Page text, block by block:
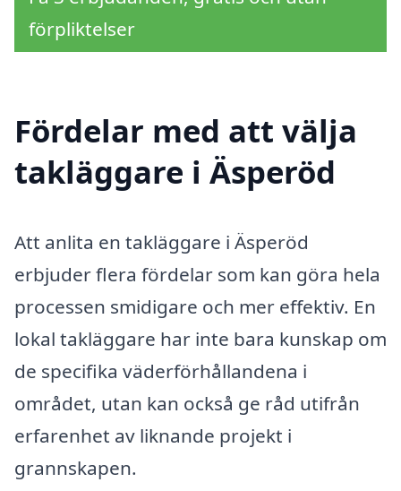
förpliktelser
Fördelar med att välja
takläggare i Äsperöd
Att anlita en takläggare i Äsperöd
erbjuder flera fördelar som kan göra hela
processen smidigare och mer effektiv. En
lokal takläggare har inte bara kunskap om
de specifika väderförhållandena i
området, utan kan också ge råd utifrån
erfarenhet av liknande projekt i
grannskapen.